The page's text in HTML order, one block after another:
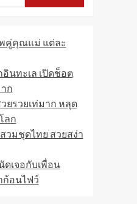
คู่คุณแม่ แต่ละ
นทะเล เปิดช็อต
ก
ยรวยเท่มาก หลุด
ลก
วมชุดไทย สวยสง่า
ดเจอกับเพื่อน
ก้อนไฟว์